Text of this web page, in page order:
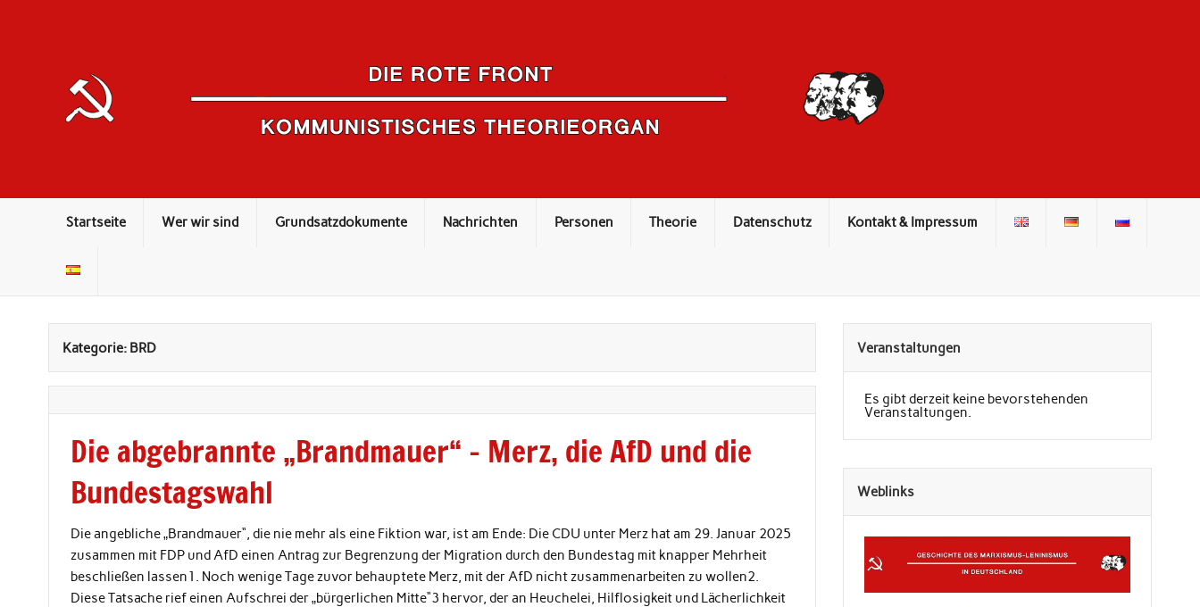
Startseite Wer wir sind Grundsatzdokumente Nachrichten Personen Theorie Datenschutz Kontakt & Impressum
Kategorie: BRD
Die abgebrannte „Brandmauer“ – Merz, die AfD und die
Bundestagswahl
Die angebliche „Brandmauer“, die nie mehr als eine Fiktion war, ist am Ende: Die CDU unter Merz hat am 29. Januar 2025
zusammen mit FDP und AfD einen Antrag zur Begrenzung der Migration durch den Bundestag mit knapper Mehrheit
beschließen lassen1. Noch wenige Tage zuvor behauptete Merz, mit der AfD nicht zusammenarbeiten zu wollen2.
Diese Tatsache rief einen Aufschrei der „bürgerlichen Mitte“3 hervor, der an Heuchelei, Hilflosigkeit und Lächerlichkeit
Veranstaltungen
Es gibt derzeit keine bevorstehenden
Veranstaltungen.
Weblinks